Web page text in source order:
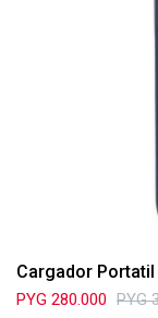
Cargador Portatil
PYG 280.000 PYG